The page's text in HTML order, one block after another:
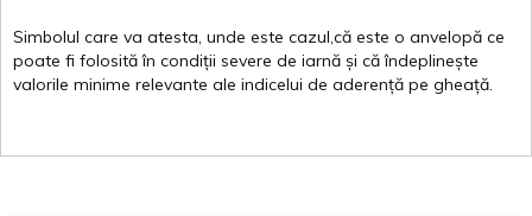
Simbolul care va atesta, unde este cazul,că este o anvelopă ce
poate fi folosită în condiții severe de iarnă și că îndeplinește
valorile minime relevante ale indicelui de aderență pe gheață.